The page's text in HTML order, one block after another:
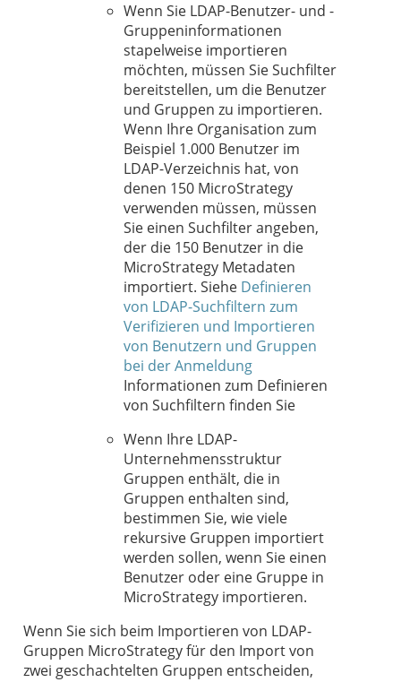
Wenn Sie LDAP-Benutzer- und -
Gruppeninformationen
stapelweise importieren
möchten, müssen Sie Suchfilter
bereitstellen, um die Benutzer
und Gruppen zu importieren.
Wenn Ihre Organisation zum
Beispiel 1.000 Benutzer im
LDAP-Verzeichnis hat, von
denen 150 MicroStrategy
verwenden müssen, müssen
Sie einen Suchfilter angeben,
der die 150 Benutzer in die
MicroStrategy Metadaten
importiert. Siehe Definieren
von LDAP-Suchfiltern zum
Verifizieren und Importieren
von Benutzern und Gruppen
bei der Anmeldung
Informationen zum Definieren
von Suchfiltern finden Sie
Wenn Ihre LDAP-
Unternehmensstruktur
Gruppen enthält, die in
Gruppen enthalten sind,
bestimmen Sie, wie viele
rekursive Gruppen importiert
werden sollen, wenn Sie einen
Benutzer oder eine Gruppe in
MicroStrategy importieren.
Wenn Sie sich beim Importieren von LDAP-
Gruppen MicroStrategy für den Import von
zwei geschachtelten Gruppen entscheiden,